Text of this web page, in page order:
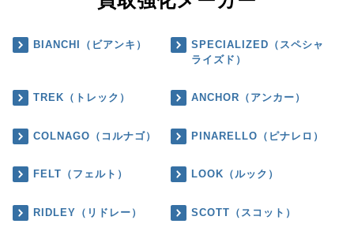
BIANCHI（ビアンキ）
SPECIALIZED（スペシャ
ライズド）
TREK（トレック） ANCHOR（アンカー）
COLNAGO（コルナゴ） PINARELLO（ピナレロ）
FELT（フェルト） LOOK（ルック）
RIDLEY（リドレー） SCOTT（スコット）